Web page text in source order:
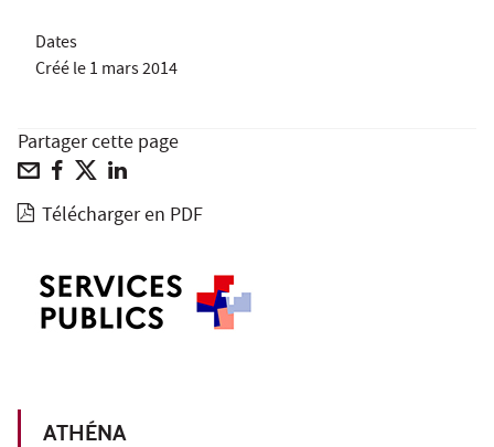
Dates
Créé le1 mars 2014
Partager cette page
Télécharger en PDF
ATHÉNA